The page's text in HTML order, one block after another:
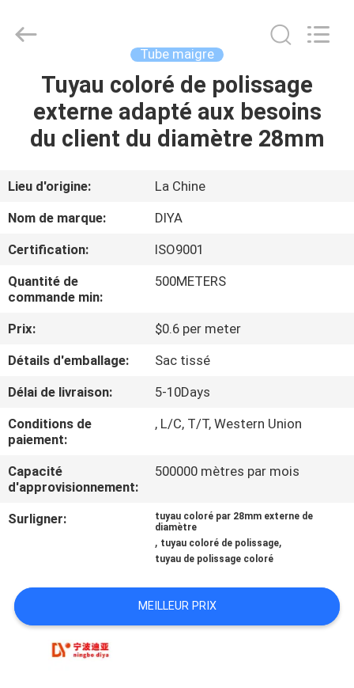
MAISON
PRODUITS
AU
SUJET
DE
VISITE
CONTRÔLE
DE
QUALITÉ
CONTACTEZ-
NOUS
CAS
Equipment
Tube maigre
Tuyau coloré de polissage
externe adapté aux besoins
du client du diamètre 28mm
Lieu d'origine:
La Chine
Nom de marque:
DIYA
Certification:
ISO9001
Quantité de
commande min:
500METERS
Prix:
$0.6 per meter
Détails d'emballage:
Sac tissé
Délai de livraison:
5-10Days
Conditions de
paiement:
, L/C, T/T, Western Union
Capacité
d'approvisionnement:
500000 mètres par mois
Surligner:
tuyau coloré par 28mm externe de
diamètre
, tuyau coloré de polissage,
tuyau de polissage coloré
MEILLEUR PRIX